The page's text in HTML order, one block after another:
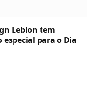
Leblon tem
especial para o Dia